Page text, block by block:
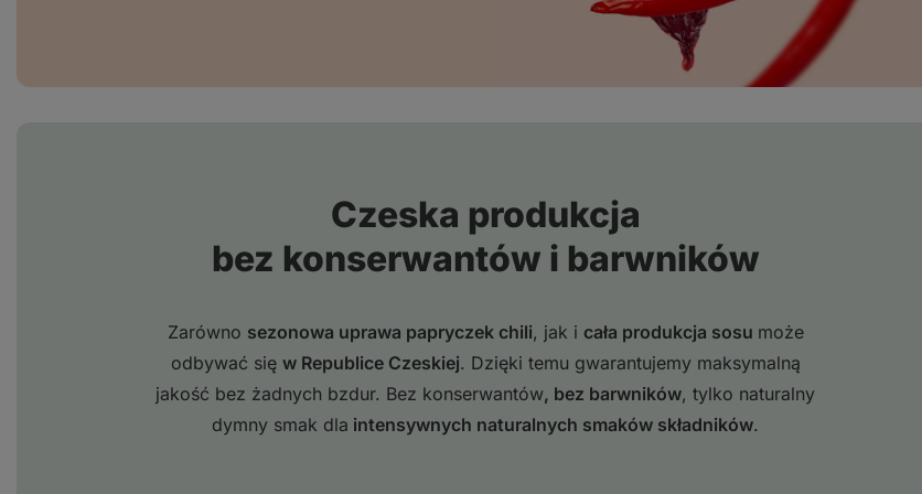
Czeska produkcja
bez konserwantów i barwników
Zarówno sezonowa uprawa papryczek chili, jak i cała produkcja sosu może
odbywać się w Republice Czeskiej. Dzięki temu gwarantujemy maksymalną
jakość bez żadnych bzdur. Bez konserwantów, bez barwników, tylko naturalny
dymny smak dla intensywnych naturalnych smaków składników.